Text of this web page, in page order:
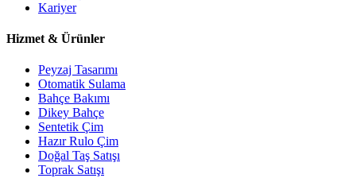
Kariyer
Hizmet & Ürünler
Peyzaj Tasarımı
Otomatik Sulama
Bahçe Bakımı
Dikey Bahçe
Sentetik Çim
Hazır Rulo Çim
Doğal Taş Satışı
Toprak Satışı